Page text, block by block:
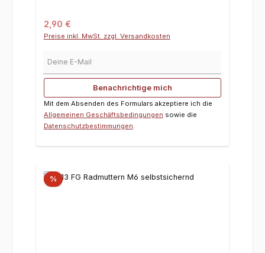
Regulärer Preis:
2,90 €
Preise inkl. MwSt. zzgl. Versandkosten
Benachrichtige mich
Mit dem Absenden des Formulars akzeptiere ich die
Allgemeinen Geschäftsbedingungen sowie die
Datenschutzbestimmungen.
%